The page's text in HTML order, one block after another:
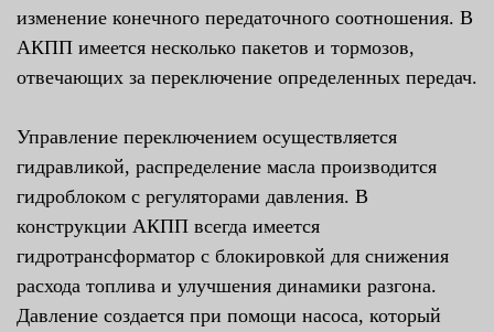
изменение конечного передаточного соотношения. В
АКПП имеется несколько пакетов и тормозов,
отвечающих за переключение определенных передач.
Управление переключением осуществляется
гидравликой, распределение масла производится
гидроблоком с регуляторами давления. В
конструкции АКПП всегда имеется
гидротрансформатор с блокировкой для снижения
расхода топлива и улучшения динамики разгона.
Давление создается при помощи насоса, который